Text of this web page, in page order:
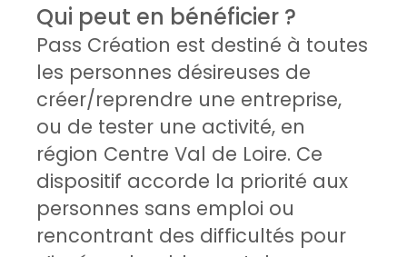
Qui peut en bénéficier ?
Pass Création est destiné à toutes
les personnes désireuses de
créer/reprendre une entreprise,
ou de tester une activité, en
région Centre Val de Loire. Ce
dispositif accorde la priorité aux
personnes sans emploi ou
rencontrant des difficultés pour